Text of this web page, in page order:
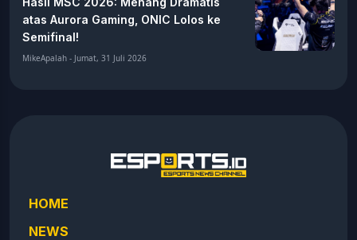
atas Aurora Gaming, ONIC Lolos ke
Semifinal!
MikeApalah - Jumat, 31 Juli 2026
HOME
NEWS